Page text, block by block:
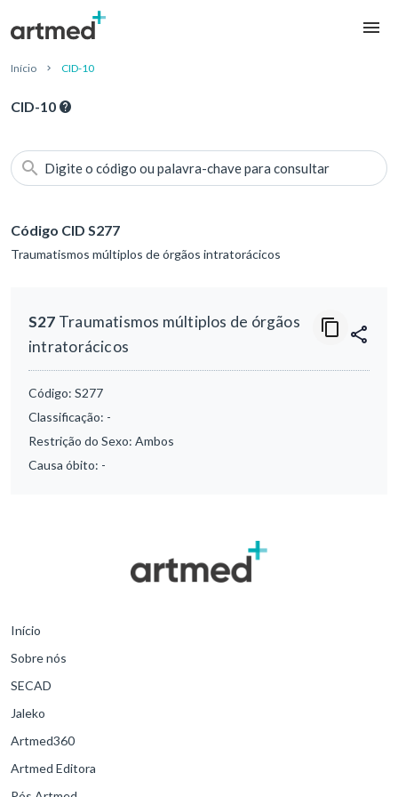
Início CID-10
CID-10
Digite o código ou palavra-chave para consultar
Código CID S277
Traumatismos múltiplos de órgãos intratorácicos
S27 Traumatismos múltiplos de órgãos
intratorácicos
Código: S277
Classificação: -
Restrição do Sexo: Ambos
Causa óbito: -
Início
Sobre nós
SECAD
Jaleko
Artmed360
Artmed Editora